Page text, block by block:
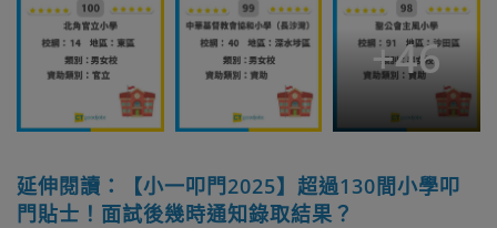
+46
延伸閱讀：【小一叩門2025】超過130間小學叩
門貼士！面試後幾時通知錄取結果？